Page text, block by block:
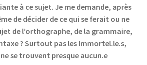
à ce sujet. Je me demande, après
de décider de ce qui se ferait ou ne
de l’orthographe, de la grammaire,
? Surtout pas les Immortel.le.s,
se trouvent presque aucun.e